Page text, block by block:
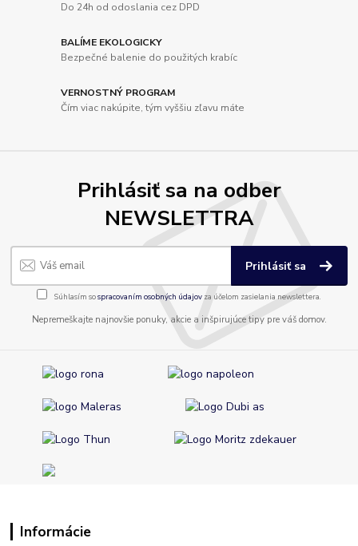
Do 24h od odoslania cez DPD
BALÍME EKOLOGICKY
Bezpečné balenie do použitých krabíc
VERNOSTNÝ PROGRAM
Čím viac nakúpite, tým vyššiu zľavu máte
Prihlásiť sa na odber
NEWSLETTRA
Prihlásiť sa
Súhlasím sospracovaním osobných údajov za účelom zasielania newslettera.
Nepremeškajte najnovšie ponuky, akcie a inšpirujúce tipy pre váš domov.
Informácie